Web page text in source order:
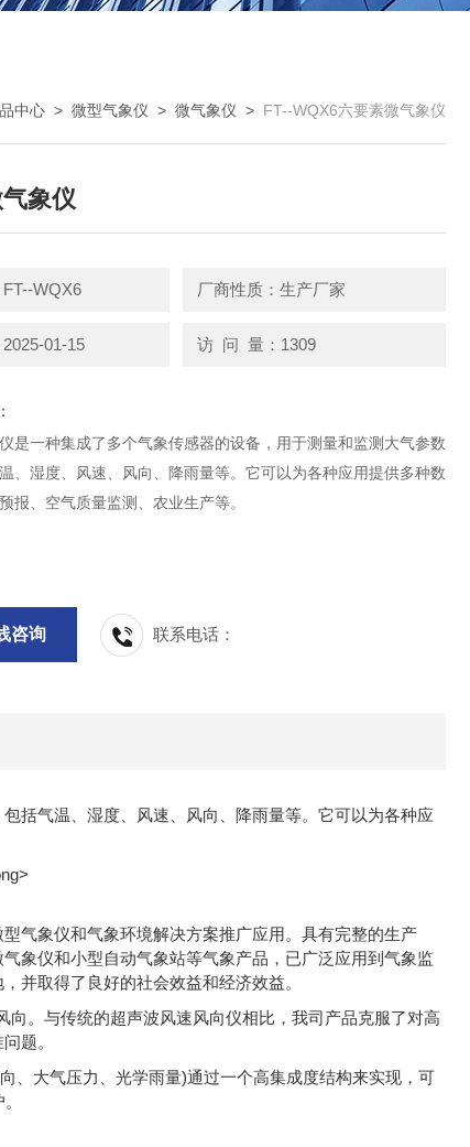
中心 > 微型气象仪 > 微气象仪 > FT--WQX6六要素微气象仪
象仪
WQX6 厂商性质：生产厂家
01-15 访 问 量：1309
是一种集成了多个气象传感器的设备，用于测量和监测大气参数
、湿度、风速、风向、降雨量等。它可以为各种应用提供多种数
报、空气质量监测、农业生产等。
咨询 联系电话：
括气温、湿度、风速、风向、降雨量等。它可以为各种应
气象仪和气象环境解决方案推广应用。具有完整的生产
象仪和小型自动气象站等气象产品，已广泛应用到气象监
并取得了良好的社会效益和经济效益。
。与传统的超声波风速风向仪相比，我司产品克服了对高
题。
、大气压力、光学雨量)通过一个高集成度结构来实现，可